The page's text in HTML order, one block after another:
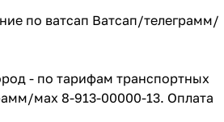
по ватсап Ватсап/телеграмм/
- по тарифам транспортных
мах 8-913-00000-13. Оплата